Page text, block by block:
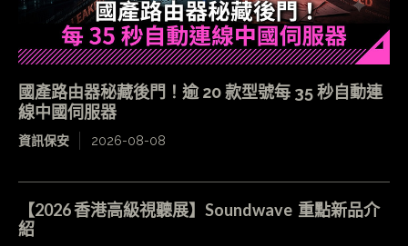
國產路由器秘藏後門！逾 20 款型號每 35 秒自動連
線中國伺服器
資訊保安 2026-08-08
【2026 香港高級視聽展】Soundwave 重點新品介
紹